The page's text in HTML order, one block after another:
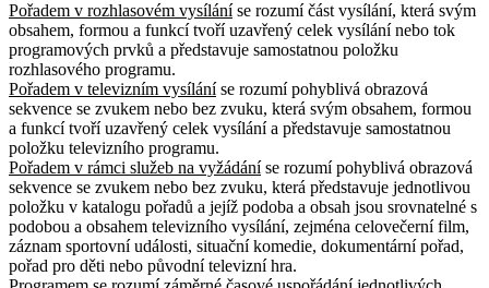
Pořadem v rozhlasovém vysíláníse rozumí část vysílání, která svým
obsahem, formou a funkcí tvoří uzavřený celek vysílání nebo tok
programových prvků a představuje samostatnou položku
rozhlasového programu.
Pořadem v televizním vysíláníse rozumí pohyblivá obrazová
sekvence se zvukem nebo bez zvuku, která svým obsahem, formou
a funkcí tvoří uzavřený celek vysílání a představuje samostatnou
položku televizního programu.
Pořadem v rámci služeb na vyžádáníse rozumí pohyblivá obrazová
sekvence se zvukem nebo bez zvuku, která představuje jednotlivou
položku v katalogu pořadů a jejíž podoba a obsah jsou srovnatelné s
podobou a obsahem televizního vysílání, zejména celovečerní film,
záznam sportovní události, situační komedie, dokumentární pořad,
pořad pro děti nebo původní televizní hra.